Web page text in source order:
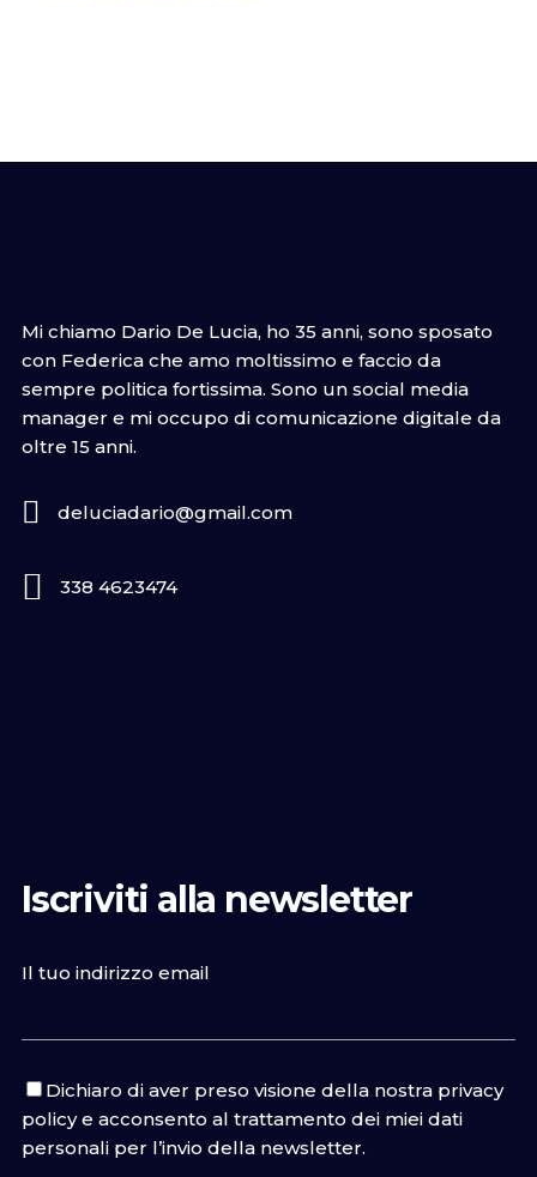
Mi chiamo Dario De Lucia, ho 35 anni, sono sposato
con Federica che amo moltissimo e faccio da
sempre politica fortissima. Sono un social media
manager e mi occupo di comunicazione digitale da
oltre 15 anni.
deluciadario@gmail.com
338 4623474
Iscriviti alla newsletter
Il tuo indirizzo email
Dichiaro di aver preso visione della nostra privacy
policye acconsento al trattamento dei miei dati
personali per l’invio della newsletter.